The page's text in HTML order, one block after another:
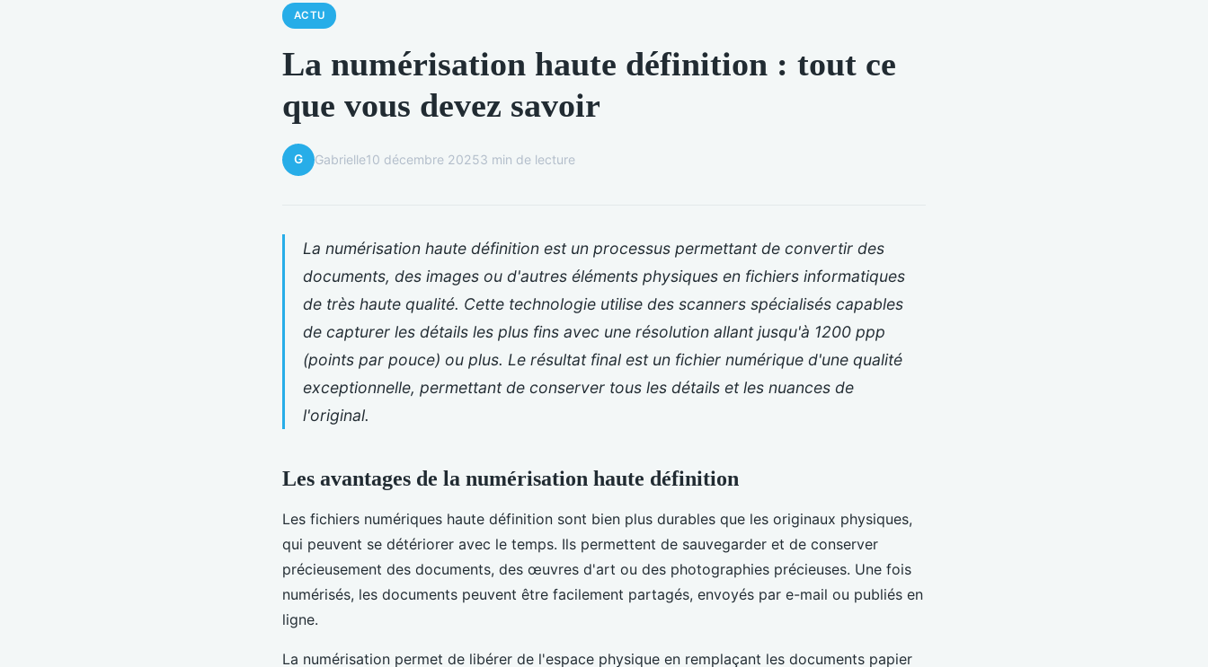
ACTU
La numérisation haute définition : tout ce
que vous devez savoir
G Gabrielle10 décembre 20253 min de lecture
La numérisation haute définition est un processus permettant de convertir des
documents, des images ou d'autres éléments physiques en fichiers informatiques
de très haute qualité. Cette technologie utilise des scanners spécialisés capables
de capturer les détails les plus fins avec une résolution allant jusqu'à 1200 ppp
(points par pouce) ou plus. Le résultat final est un fichier numérique d'une qualité
exceptionnelle, permettant de conserver tous les détails et les nuances de
l'original.
Les avantages de la numérisation haute définition
Les fichiers numériques haute définition sont bien plus durables que les originaux physiques,
qui peuvent se détériorer avec le temps. Ils permettent de sauvegarder et de conserver
précieusement des documents, des œuvres d'art ou des photographies précieuses. Une fois
numérisés, les documents peuvent être facilement partagés, envoyés par e-mail ou publiés en
ligne.
La numérisation permet de libérer de l'espace physique en remplaçant les documents papier